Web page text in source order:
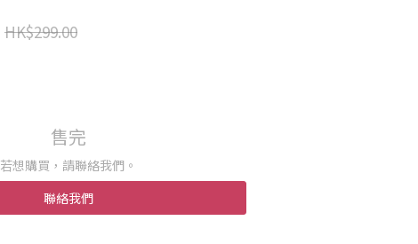
HK$299.00
售完
若想購買，請聯絡我們。
聯絡我們